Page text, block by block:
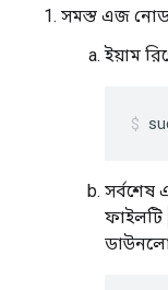
সমস্ত এজ
ইয়াম
সর্বশেষ
ফাইলটি